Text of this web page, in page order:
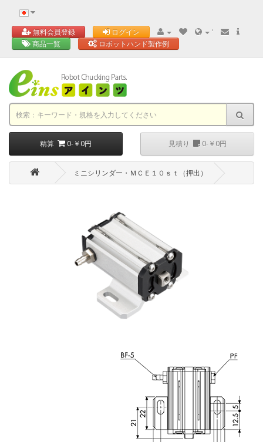
無料会員登録 ログイン
'
商品一覧
ロボットハンド製作例
精算 0-￥0円 見積り 0-￥0円
ミニシリンダー・ＭＣＥ１０ｓｔ（押出）